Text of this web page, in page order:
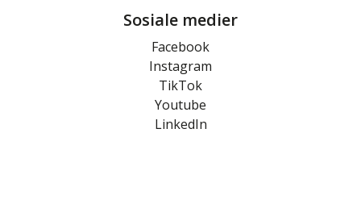
Sosiale medier
Facebook
Instagram
TikTok
Youtube
LinkedIn